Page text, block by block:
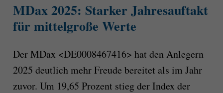
MDax 2025: Starker Jahresauftakt
für mittelgroße Werte
Der MDax <DE0008467416> hat den Anlegern
2025 deutlich mehr Freude bereitet als im Jahr
zuvor. Um 19,65 Prozent stieg der Index der